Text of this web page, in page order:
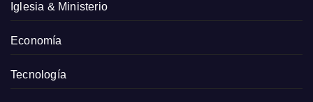
Iglesia & Ministerio
Economía
Tecnología